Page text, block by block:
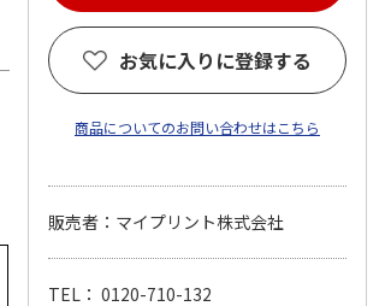
お気に入りに登録する
商品についてのお問い合わせはこちら
販売者：マイプリント株式会社
TEL： 0120-710-132